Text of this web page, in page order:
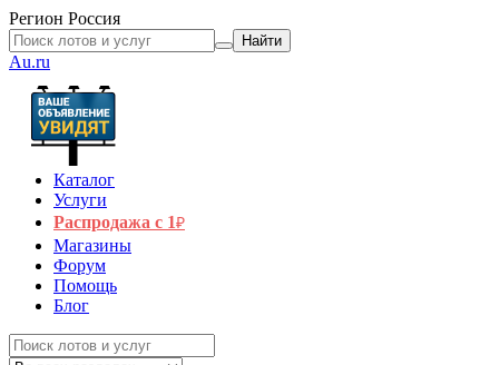
Регион Россия
Найти
Au.ru
Каталог
Услуги
Распродажа с 1₽
Магазины
Форум
Помощь
Блог